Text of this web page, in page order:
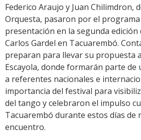
Federico Araujo y Juan Chilimdron,
Orquesta, pasaron por el
presentación en la segunda edición
Carlos Gardel en Tacuarembó.
preparan para llevar su propuesta
Escayola, donde formarán parte de
a referentes nacionales e
importancia del festival para
del tango y celebraron el impulso
Tacuarembó durante estos días de
encuentro.